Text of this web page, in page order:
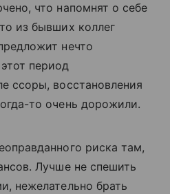
что напомнят о себе
из бывших коллег
нечто
период
ссоры, восстановления
то очень дорожили.
риска там,
Лучше не спешить
нежелательно брать